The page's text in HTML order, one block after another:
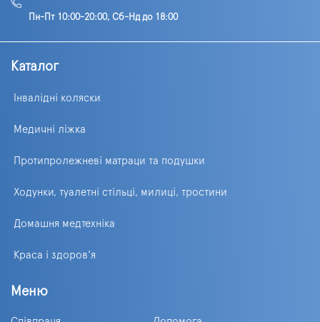
Пн-Пт 10:00-20:00, Сб-Нд до 18:00
Каталог
Інвалідні коляски
Медичні ліжка
Протипролежневі матраци та подушки
Ходунки, туалетні стільці, милиці, тростини
Домашня медтехніка
Краса і здоров'я
Меню